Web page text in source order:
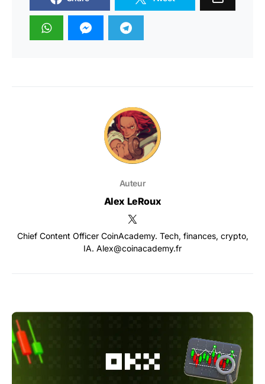
Auteur
Alex LeRoux
Chief Content Officer CoinAcademy. Tech, finances, crypto,
IA. Alex@coinacademy.fr